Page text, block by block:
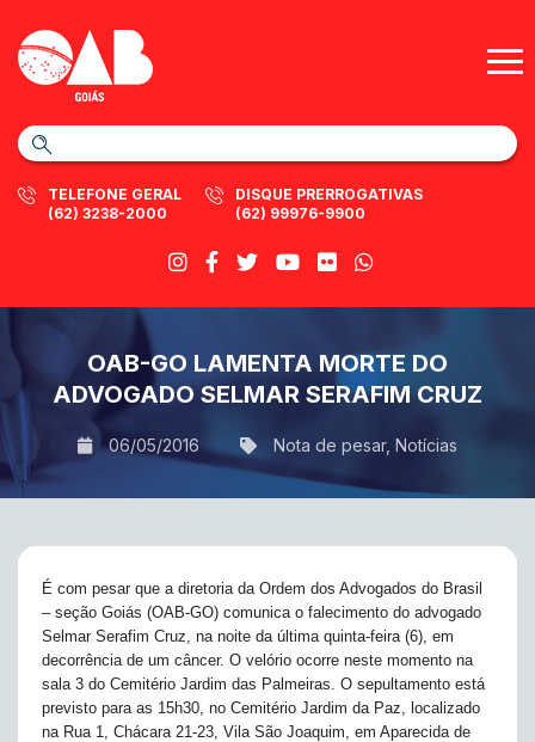
TELEFONE GERAL
(62) 3238-2000
DISQUE PRERROGATIVAS
(62) 99976-9900
OAB-GO LAMENTA MORTE DO
ADVOGADO SELMAR SERAFIM CRUZ
06/05/2016 Nota de pesar, Notícias
É com pesar que a diretoria da Ordem dos Advogados do Brasil
– seção Goiás (OAB-GO) comunica o falecimento do advogado
Selmar Serafim Cruz, na noite da última quinta-feira (6), em
decorrência de um câncer. O velório ocorre neste momento na
sala 3 do Cemitério Jardim das Palmeiras. O sepultamento está
previsto para as 15h30, no Cemitério Jardim da Paz, localizado
na Rua 1, Chácara 21-23, Vila São Joaquim, em Aparecida de